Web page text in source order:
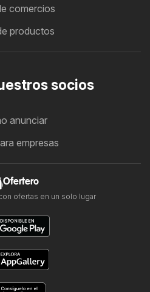
comercios
productos
socios
anunciar
empresas
Ofertero
ofertas en un solo lugar